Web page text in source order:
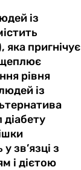
із
яка пригнічує
рівня
із
діабету
зв’язці з
і дієтою